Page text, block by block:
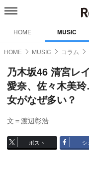
HOME MUSIC
HOME MUSIC コラム
乃木坂46 清宮レ
愛奈、佐々木美
女がなぜ多い？
文＝渡辺彰浩
ポスト シ